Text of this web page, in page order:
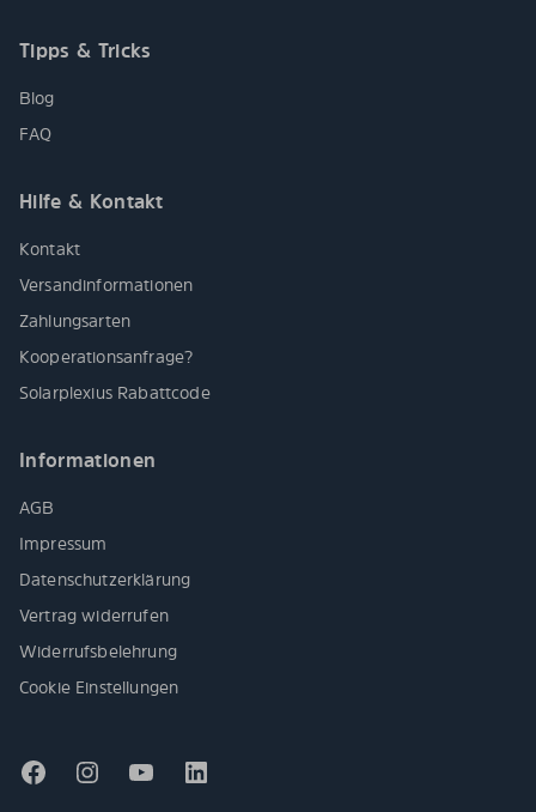
Tipps & Tricks
Blog
FAQ
Hilfe & Kontakt
Kontakt
Versandinformationen
Zahlungsarten
Kooperationsanfrage?
Solarplexius Rabattcode
Informationen
AGB
Impressum
Datenschutzerklärung
Vertrag widerrufen
Widerrufsbelehrung
Cookie Einstellungen